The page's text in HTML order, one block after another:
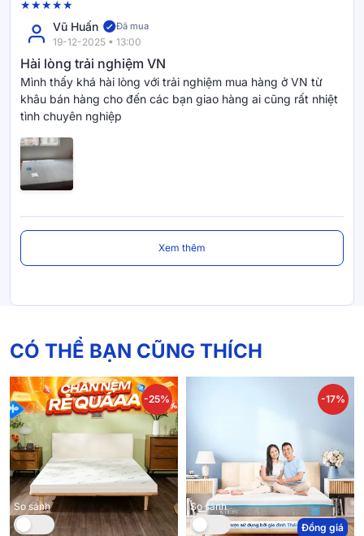
Vũ Huấn Đã mua
19-12-2025 • 13:00
Hài lòng trải nghiệm VN
Mình thấy khá hài lòng với trải nghiệm mua hàng ở VN từ
khâu bán hàng cho đến các bạn giao hàng ai cũng rất nhiệt
tình chuyên nghiệp
Xem thêm
CÓ THỂ BẠN CŨNG THÍCH
So sánh
-25%
So sánh
-17%
Đồng giá